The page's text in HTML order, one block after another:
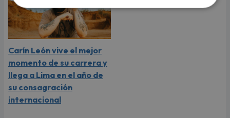
Carín León vive el mejor
momento de su carrera y
llega a Lima en el año de
su consagración
internacional